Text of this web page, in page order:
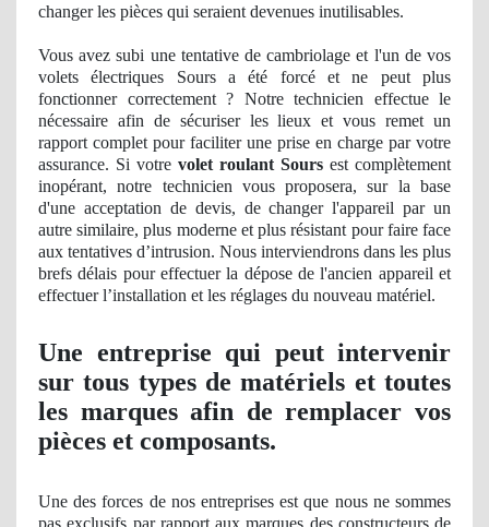
changer les pièces qui seraient devenues inutilisables.
Vous avezsubi une tentative de cambriolage et l'un de vos
volets électriques Sours a été forcé et ne peut plus
fonctionner correctement ? Notre technicien effectue le
nécessaire afin de sécuriser les lieux et vous remet un
rapport complet pour faciliter une prise en charge par votre
assurance. Si votre volet roulant Sours est complètement
inopérant, notre technicien vous proposera, sur la base
d'une acceptation de devis, dechanger l'appareil par un
autre similaire, plus moderne et plus résistant pour faire face
aux tentatives d’intrusion. Nous interviendrons dans les plus
brefs délais pour effectuer la dépose de l'ancien appareil et
effectuer l’installation et les réglages du nouveau matériel.
Une entreprise qui peut intervenir
sur tous types de matériels et toutes
les marques afin de remplacer vos
pièces et composants.
Une des forces de nos entreprises est que nous ne sommes
pas exclusifs par rapport aux marques des constructeurs de